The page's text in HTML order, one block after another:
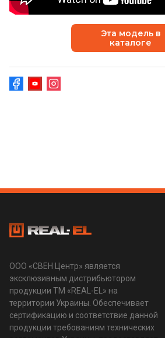
Эта модель в
каталоге
ООО «СВЕН Центр» является
эксклюзивным дистрибьютором
продукции ТМ «REAL-EL» на
территории Украины. Обеспечивает
сертификацию и соответствие данной
продукции требованиям технических